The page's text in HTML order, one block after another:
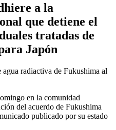
a la
que detiene el
tratadas de
Japón
radiactiva de Fukushima al
en la comunidad
del acuerdo de Fukushima
publicado por su estado